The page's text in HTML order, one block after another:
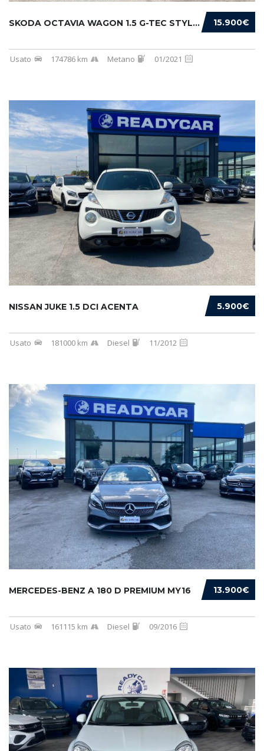
15.900€
SKODA OCTAVIA WAGON 1.5 G-TEC STYLE 130CV DS...
Usato 174786 km Metano 01/2021
5.900€
NISSAN JUKE 1.5 DCI ACENTA
Usato 181000 km Diesel 11/2012
13.900€
MERCEDES-BENZ A 180 D PREMIUM MY16
Usato 161115 km Diesel 09/2016